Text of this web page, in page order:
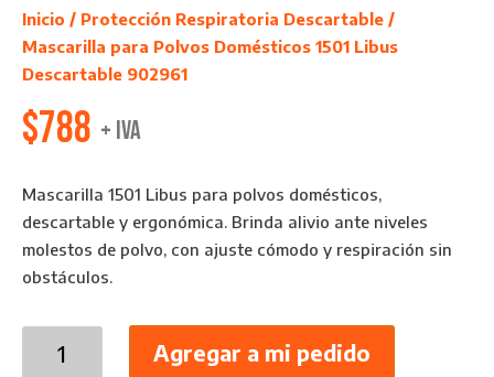
Inicio / Protección Respiratoria Descartable /
Mascarilla para Polvos Domésticos 1501 Libus
Descartable 902961
$788 + IVA
Mascarilla 1501 Libus para polvos domésticos,
descartable y ergonómica. Brinda alivio ante niveles
molestos de polvo, con ajuste cómodo y respiración sin
obstáculos.
Agregar a mi pedido